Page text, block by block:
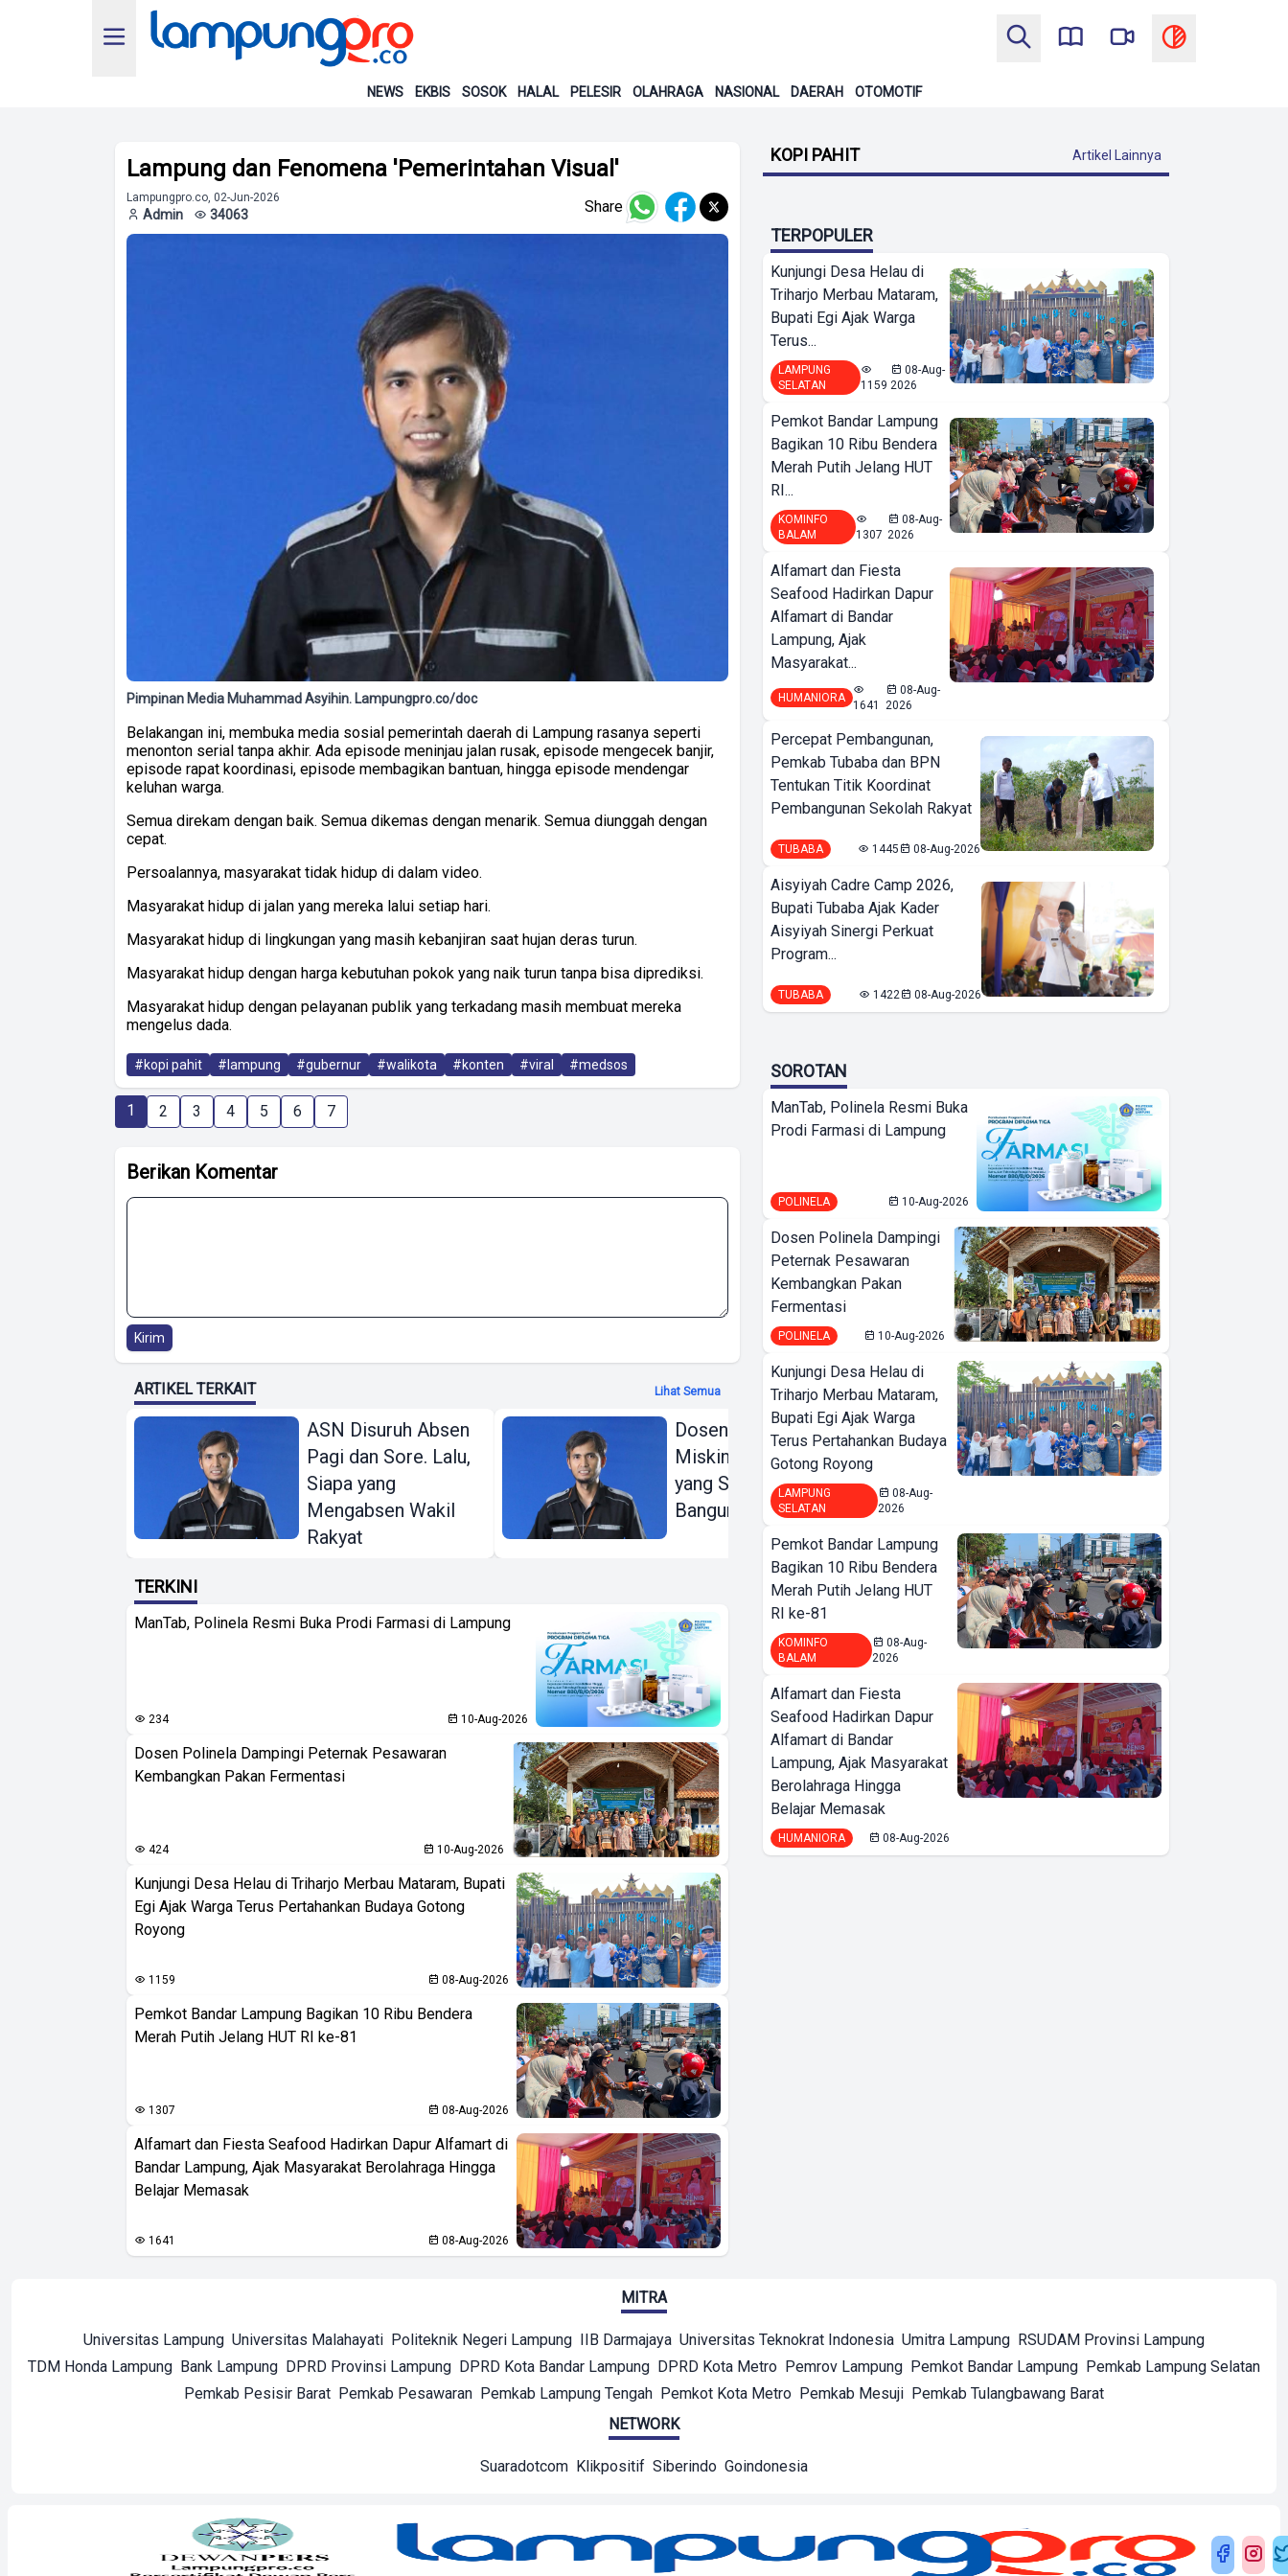
NEWS EKBIS SOSOK HALAL PELESIR OLAHRAGA NASIONAL DAERAH OTOMOTIF
Lampung dan Fenomena 'Pemerintahan Visual'
Lampungpro.co, 02-Jun-2026
Admin 34063 Share
Pimpinan Media Muhammad Asyihin. Lampungpro.co/doc
Belakangan ini, membuka media sosial pemerintah daerah di Lampung rasanya seperti
menonton serial tanpa akhir. Ada episode meninjau jalan rusak, episode mengecek banjir,
episode rapat koordinasi, episode membagikan bantuan, hingga episode mendengar
keluhan warga.
Semua direkam dengan baik. Semua dikemas dengan menarik. Semua diunggah dengan
cepat.
Persoalannya, masyarakat tidak hidup di dalam video.
Masyarakat hidup di jalan yang mereka lalui setiap hari.
Masyarakat hidup di lingkungan yang masih kebanjiran saat hujan deras turun.
Masyarakat hidup dengan harga kebutuhan pokok yang naik turun tanpa bisa diprediksi.
Masyarakat hidup dengan pelayanan publik yang terkadang masih membuat mereka
mengelus dada.
#kopi pahit #lampung #gubernur #walikota #konten #viral #medsos
1 2 3 4 5 6 7
Berikan Komentar
Kirim
ARTIKEL TERKAIT Lihat Semua
ASN Disuruh Absen
Pagi dan Sore. Lalu,
Siapa yang
Mengabsen Wakil
Rakyat
Dosen dan Guru Kita
Miskin, Lalu Siapa
yang Sedang Kita
Bangun?
Kontroversi VS Kerja
Nyata DPRD Kota
Bandar Lampung
TERKINI
ManTab, Polinela Resmi Buka Prodi Farmasi di Lampung
234 10-Aug-2026
Dosen Polinela Dampingi Peternak Pesawaran
Kembangkan Pakan Fermentasi
424 10-Aug-2026
Kunjungi Desa Helau di Triharjo Merbau Mataram, Bupati
Egi Ajak Warga Terus Pertahankan Budaya Gotong
Royong
1159 08-Aug-2026
Pemkot Bandar Lampung Bagikan 10 Ribu Bendera
Merah Putih Jelang HUT RI ke-81
1307 08-Aug-2026
Alfamart dan Fiesta Seafood Hadirkan Dapur Alfamart di
Bandar Lampung, Ajak Masyarakat Berolahraga Hingga
Belajar Memasak
1641 08-Aug-2026
KOPI PAHIT Artikel Lainnya
TERPOPULER
Kunjungi Desa Helau di
Triharjo Merbau Mataram,
Bupati Egi Ajak Warga
Terus...
LAMPUNG
SELATAN
1159
08-Aug-
2026
Pemkot Bandar Lampung
Bagikan 10 Ribu Bendera
Merah Putih Jelang HUT
RI...
KOMINFO
BALAM
1307
08-Aug-
2026
Alfamart dan Fiesta
Seafood Hadirkan Dapur
Alfamart di Bandar
Lampung, Ajak
Masyarakat...
HUMANIORA
1641
08-Aug-
2026
Percepat Pembangunan,
Pemkab Tubaba dan BPN
Tentukan Titik Koordinat
Pembangunan Sekolah Rakyat
TUBABA 1445 08-Aug-2026
Aisyiyah Cadre Camp 2026,
Bupati Tubaba Ajak Kader
Aisyiyah Sinergi Perkuat
Program...
TUBABA 1422 08-Aug-2026
SOROTAN
ManTab, Polinela Resmi Buka
Prodi Farmasi di Lampung
POLINELA 10-Aug-2026
Dosen Polinela Dampingi
Peternak Pesawaran
Kembangkan Pakan
Fermentasi
POLINELA 10-Aug-2026
Kunjungi Desa Helau di
Triharjo Merbau Mataram,
Bupati Egi Ajak Warga
Terus Pertahankan Budaya
Gotong Royong
LAMPUNG
SELATAN
08-Aug-
2026
Pemkot Bandar Lampung
Bagikan 10 Ribu Bendera
Merah Putih Jelang HUT
RI ke-81
KOMINFO
BALAM
08-Aug-
2026
Alfamart dan Fiesta
Seafood Hadirkan Dapur
Alfamart di Bandar
Lampung, Ajak Masyarakat
Berolahraga Hingga
Belajar Memasak
HUMANIORA 08-Aug-2026
MITRA
Universitas Lampung Universitas Malahayati Politeknik Negeri Lampung IIB Darmajaya Universitas Teknokrat Indonesia Umitra Lampung RSUDAM Provinsi Lampung
TDM Honda Lampung Bank Lampung DPRD Provinsi Lampung DPRD Kota Bandar Lampung DPRD Kota Metro Pemrov Lampung Pemkot Bandar Lampung Pemkab Lampung Selatan
Pemkab Pesisir Barat Pemkab Pesawaran Pemkab Lampung Tengah Pemkot Kota Metro Pemkab Mesuji Pemkab Tulangbawang Barat
NETWORK
Suaradotcom Klikpositif Siberindo Goindonesia